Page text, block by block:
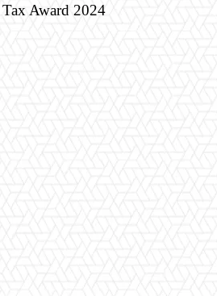
Award 2024